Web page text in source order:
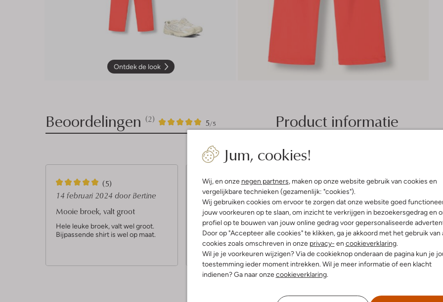
Jum, cookies!
Wij, en onze negen partners, maken op onze website gebruik van cookies en
vergelijkbare technieken (gezamenlijk: "cookies").
Wij gebruiken cookies om ervoor te zorgen dat onze website goed
jouw voorkeuren op te slaan, om inzicht te verkrijgen in bezoekersgedrag en
profiel op te bouwen van jouw online gedrag voor gepersonaliseerde
Door op "Accepteer alle cookies" te klikken, ga je akkoord met het gebruik van
cookies zoals omschreven in onze privacy- en cookieverklaring.
Wil je je voorkeuren wijzigen? Via de cookieknop onderaan de pagina kun je
toestemming ieder moment intrekken. Wil je meer informatie of een klacht
indienen? Ga naar onzecookieverklaring.
Ontdek de look
Product informatie
Beoordelingen (2) 5/5
2
5
5
S
t
e
r
e
(5)
14 februari 2024 door Bertine
Mooie broek, valt groot
Hele leuke broek, valt wel groot.
Bijpassende shirt is wel op maat.
(5)
14 februari 2024door Bertine
Leuke broek
Mooie stof, valt wel groot. Mijn
dochter heeft normaal maat
158/164 maar van deze broek heeft
ze maat 152.